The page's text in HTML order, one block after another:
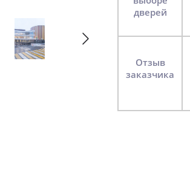
дверей
Отзыв
заказчика